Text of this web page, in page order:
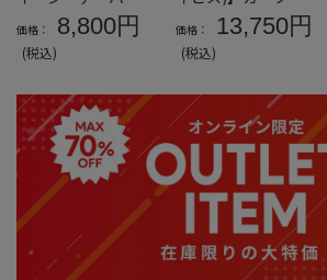
パンツ＊カタログ商
品
価格： 8,800円
(税込)
ギーワークパンツ＊
カタログ商品
価格： 13,750円
(税込)